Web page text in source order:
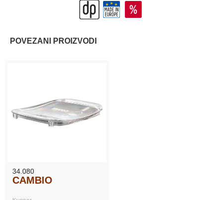
POVEZANI PROIZVODI
34.080
CAMBIO